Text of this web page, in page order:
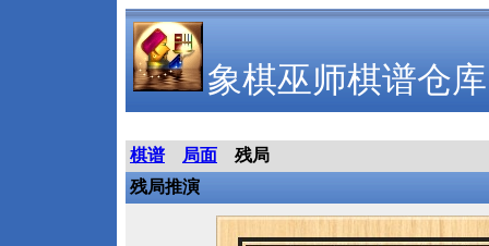
象棋巫师棋谱仓库
棋谱 局面
残局
残局推演